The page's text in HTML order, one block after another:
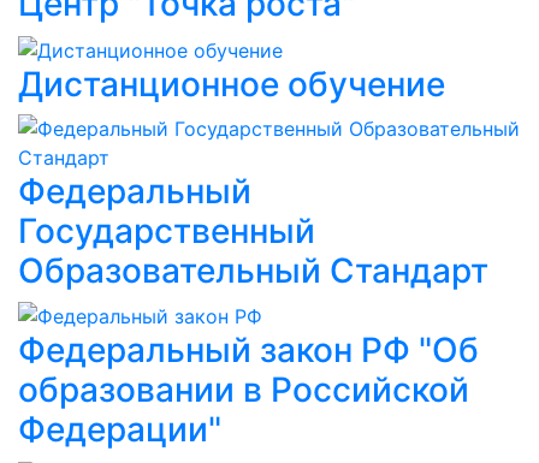
Дистанционное обучение
Федеральный
Государственный
Образовательный Стандарт
Федеральный закон РФ "Об
образовании в Российской
Федерации"